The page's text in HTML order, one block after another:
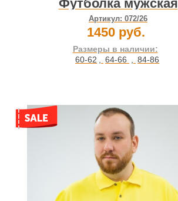
Футболка мужская
Артикул: 072/26
1450 руб.
Размеры в наличии:
60-62
64-66 84-86